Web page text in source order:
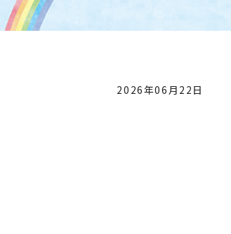
2026年06月22日